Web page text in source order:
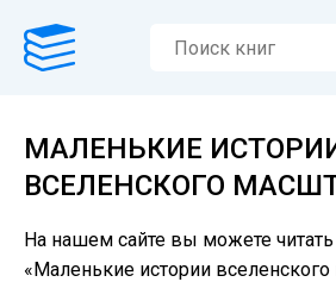
МАЛЕНЬКИЕ
ВСЕЛЕНСКОГО
На нашем сайте вы можете
«Маленькие истории